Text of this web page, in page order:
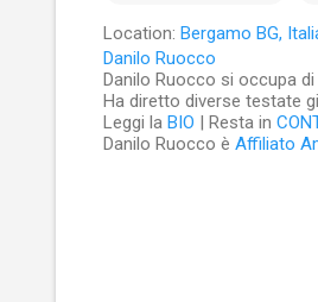
Location: Bergamo BG,
Danilo Ruocco
Danilo Ruocco si occupa
Ha diretto diverse testate
Leggi la BIO | Resta in
Danilo Ruocco è Affiliato